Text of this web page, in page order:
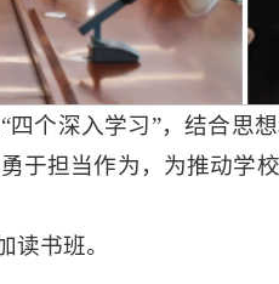
个深入学习”，结合
于担当作为，为推动
读书班。